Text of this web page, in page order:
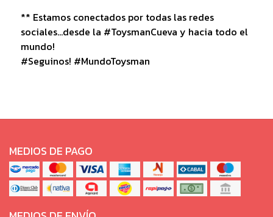
** Estamos conectados por todas las redes
sociales...desde la #ToysmanCueva y hacia todo el
mundo!
#Seguinos! #MundoToysman
MEDIOS DE PAGO